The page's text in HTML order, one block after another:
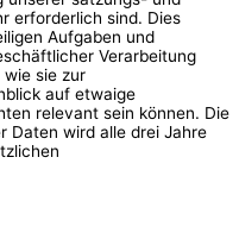
erforderlich sind. Dies
Aufgaben und
Verarbeitung
wie sie zur
auf etwaige
relevant sein können. Die
Daten wird alle drei Jahre